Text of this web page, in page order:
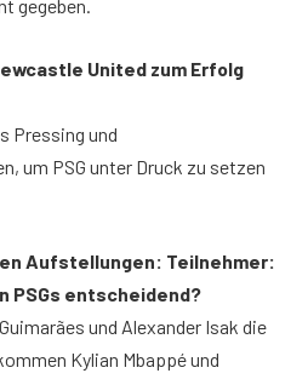
gegeben.
United zum Erfolg
Pressing und
um PSG unter Druck zu setzen
Aufstellungen: Teilnehmer:
PSGs entscheidend?
und Alexander Isak die
Kylian Mbappé und